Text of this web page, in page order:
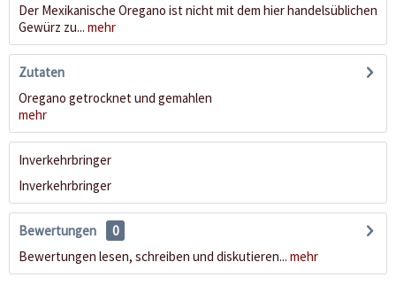
Der Mexikanische Oregano ist nicht mit dem hier handelsüblichen
Gewürz zu... mehr
Zutaten
Oregano getrocknet und gemahlen
mehr
Inverkehrbringer
Inverkehrbringer
Bewertungen
0
Bewertungen lesen, schreiben und diskutieren... mehr